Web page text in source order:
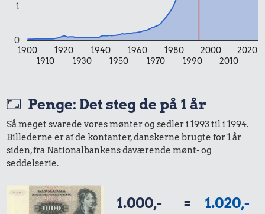
datidskroner er på baggrund af forbrugerprisindekset fra
Danmarks Statistik.
1900
1910
1920
1930
1940
1950
1960
1970
1980
1990
2000
2010
2020
0
1
Penge: Det steg de på 1 år
Så meget svarede vores mønter og sedler i 1993 til i 1994.
Billederne er af de kontanter, danskerne brugte for 1 år
siden, fra Nationalbankens daværende mønt- og
seddelserie.
1.000,- = 1.020,-